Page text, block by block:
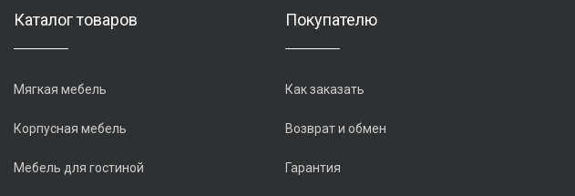
Каталог товаров
Мягкая мебель
Корпусная мебель
Мебель для гостиной
Покупателю
Как заказать
Возврат и обмен
Гарантия